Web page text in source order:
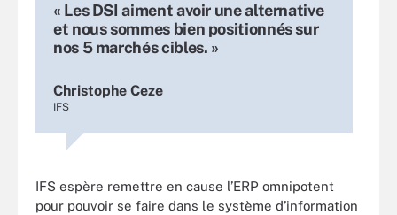
« Les DSI aiment avoir une alternative
et nous sommes bien positionnés sur
nos 5 marchés cibles. »
Christophe Ceze
IFS
IFS espère remettre en cause l’ERP omnipotent
pour pouvoir se faire dans le système d’information